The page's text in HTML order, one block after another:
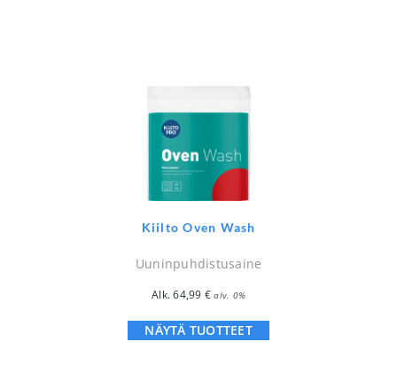
Kiilto Oven Wash
Uuninpuhdistusaine
Alk.64,99 € alv. 0%
NÄYTÄ TUOTTEET